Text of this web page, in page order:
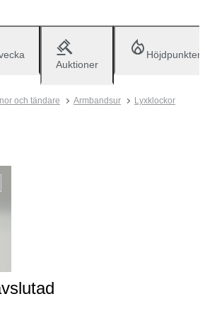
Auktioner
Höjdpunkter
och tändare Armbandsur
Lyxklockor